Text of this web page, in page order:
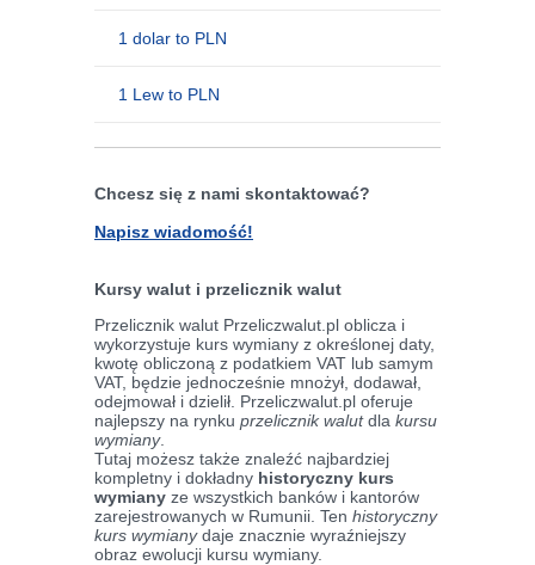
1 dolar to PLN
1 Lew to PLN
Chcesz się z nami skontaktować?
Napisz wiadomość!
Kursy walut i przelicznik walut
Przelicznik walut Przeliczwalut.pl oblicza i
wykorzystuje kurs wymiany z określonej daty,
kwotę obliczoną z podatkiem VAT lub samym
VAT, będzie jednocześnie mnożył, dodawał,
odejmował i dzielił. Przeliczwalut.pl oferuje
najlepszy na rynku przelicznik walutdla kursu
wymiany.
Tutaj możesz także znaleźć najbardziej
kompletny i dokładny historyczny kurs
wymiany ze wszystkich banków i kantorów
zarejestrowanych w Rumunii. Ten historyczny
kurs wymianydaje znacznie wyraźniejszy
obraz ewolucji kursu wymiany.